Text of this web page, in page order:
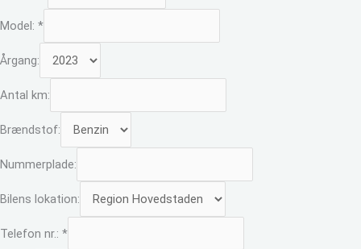
Model: *
Årgang:
Antal km:
Brændstof:
Nummerplade:
Bilens lokation:
Telefon nr.: *